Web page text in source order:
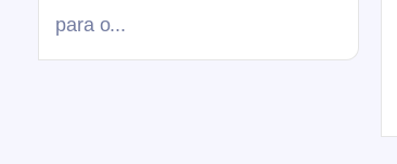
para o...